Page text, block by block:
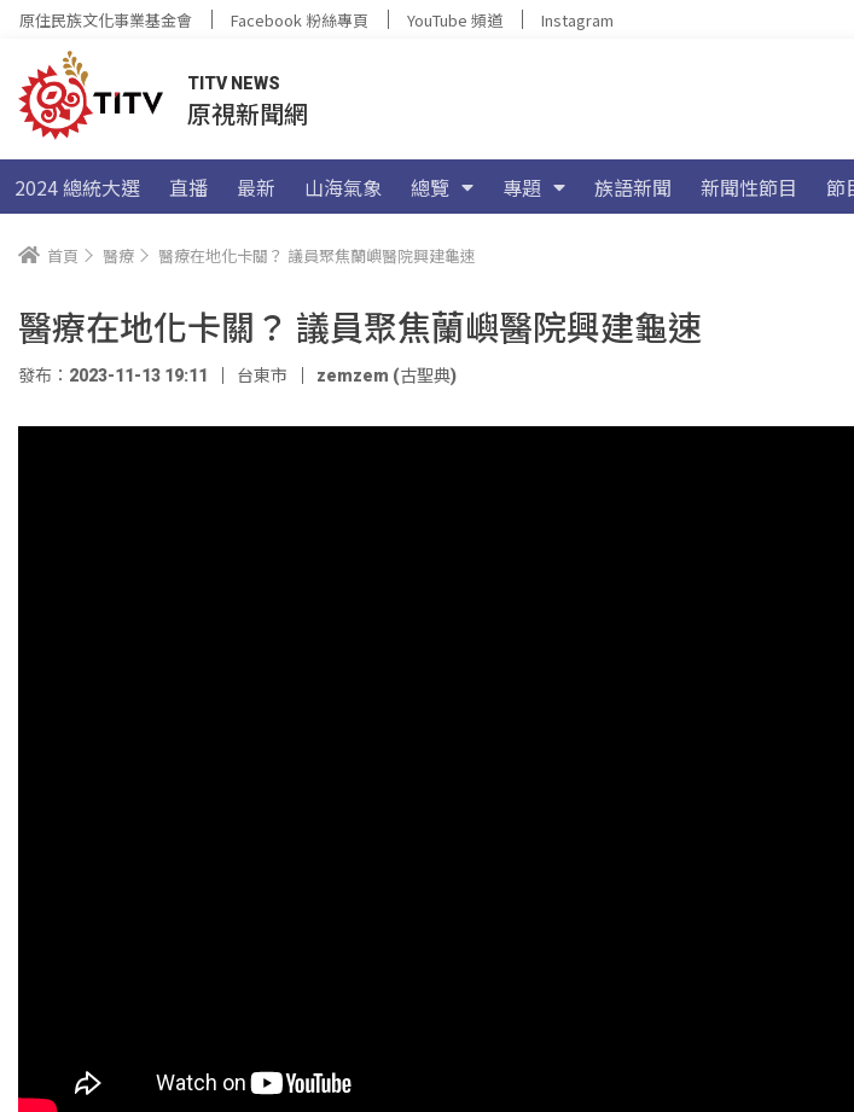
原住民族文化事業基金會 Facebook 粉絲專頁 YouTube 頻道 Instagram
TITV NEWS
原視新聞網
2024 總統大選 直播 最新 山海氣象 總覽 專題 族語新聞 新聞性節目 節
首頁 醫療 醫療在地化卡關？ 議員聚焦蘭嶼醫院興建龜速
醫療在地化卡關？ 議員聚焦蘭嶼醫院興建龜速
發布：2023-11-13 19:11 台東市 zemzem (古聖典)